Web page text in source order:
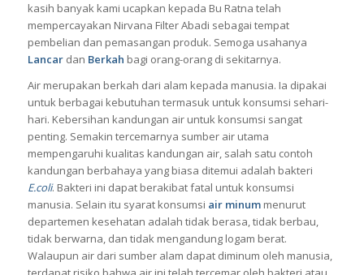
kasih banyak kami ucapkan kepada Bu Ratna telah
mempercayakan Nirvana Filter Abadi sebagai tempat
pembelian dan pemasangan produk. Semoga usahanya
Lancar dan Berkah bagi orang-orang di sekitarnya.
Air merupakan berkah dari alam kepada manusia. Ia dipakai
untuk berbagai kebutuhan termasuk untuk konsumsi sehari-
hari. Kebersihan kandungan air untuk konsumsi sangat
penting. Semakin tercemarnya sumber air utama
mempengaruhi kualitas kandungan air, salah satu contoh
kandungan berbahaya yang biasa ditemui adalah bakteri
E.coli. Bakteri ini dapat berakibat fatal untuk konsumsi
manusia. Selain itu syarat konsumsi air minummenurut
departemen kesehatan adalah tidak berasa, tidak berbau,
tidak berwarna, dan tidak mengandung logam berat.
Walaupun air dari sumber alam dapat diminum oleh manusia,